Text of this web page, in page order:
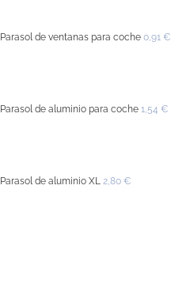
Parasol de ventanas para coche 0,91 €
Parasol de aluminio para coche 1,54 €
Parasol de aluminio XL 2,80 €